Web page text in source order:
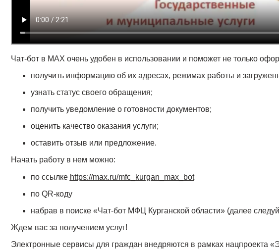
Чат-бот в МАХ очень удобен в использовании и поможет не только
получить информацию об их адресах, режимах работы и
узнать статус своего обращения;
получить уведомление о готовности документов;
оценить качество оказания услуги;
оставить отзыв или предложение.
Начать работу в нем можно:
по ссылке https://max.ru/mfc_kurgan_max_bot
по QR-коду
набрав в поиске «Чат-бот МФЦ Курганской области» (далее
Ждем вас за получением услуг!
Электронные сервисы для граждан внедряются в рамках нацпроекта